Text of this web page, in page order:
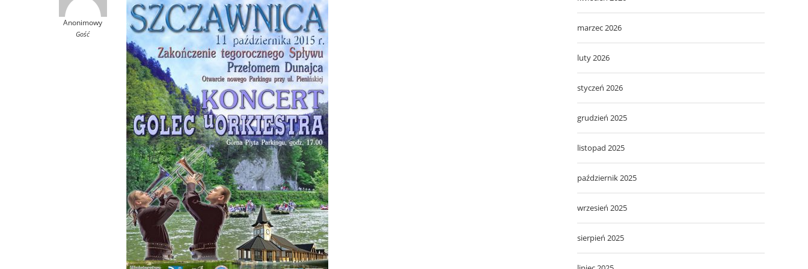
Anonimowy
Gość
marzec 2026
luty 2026
styczeń 2026
grudzień 2025
listopad 2025
październik 2025
wrzesień 2025
sierpień 2025